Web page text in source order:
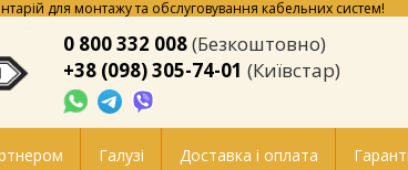
для монтажу та обслуговування кабельних систем!
0 800 332 008(Безкоштовно)
+38 (098) 305-74-01 (Київстар)
Галузі Доставка і оплата